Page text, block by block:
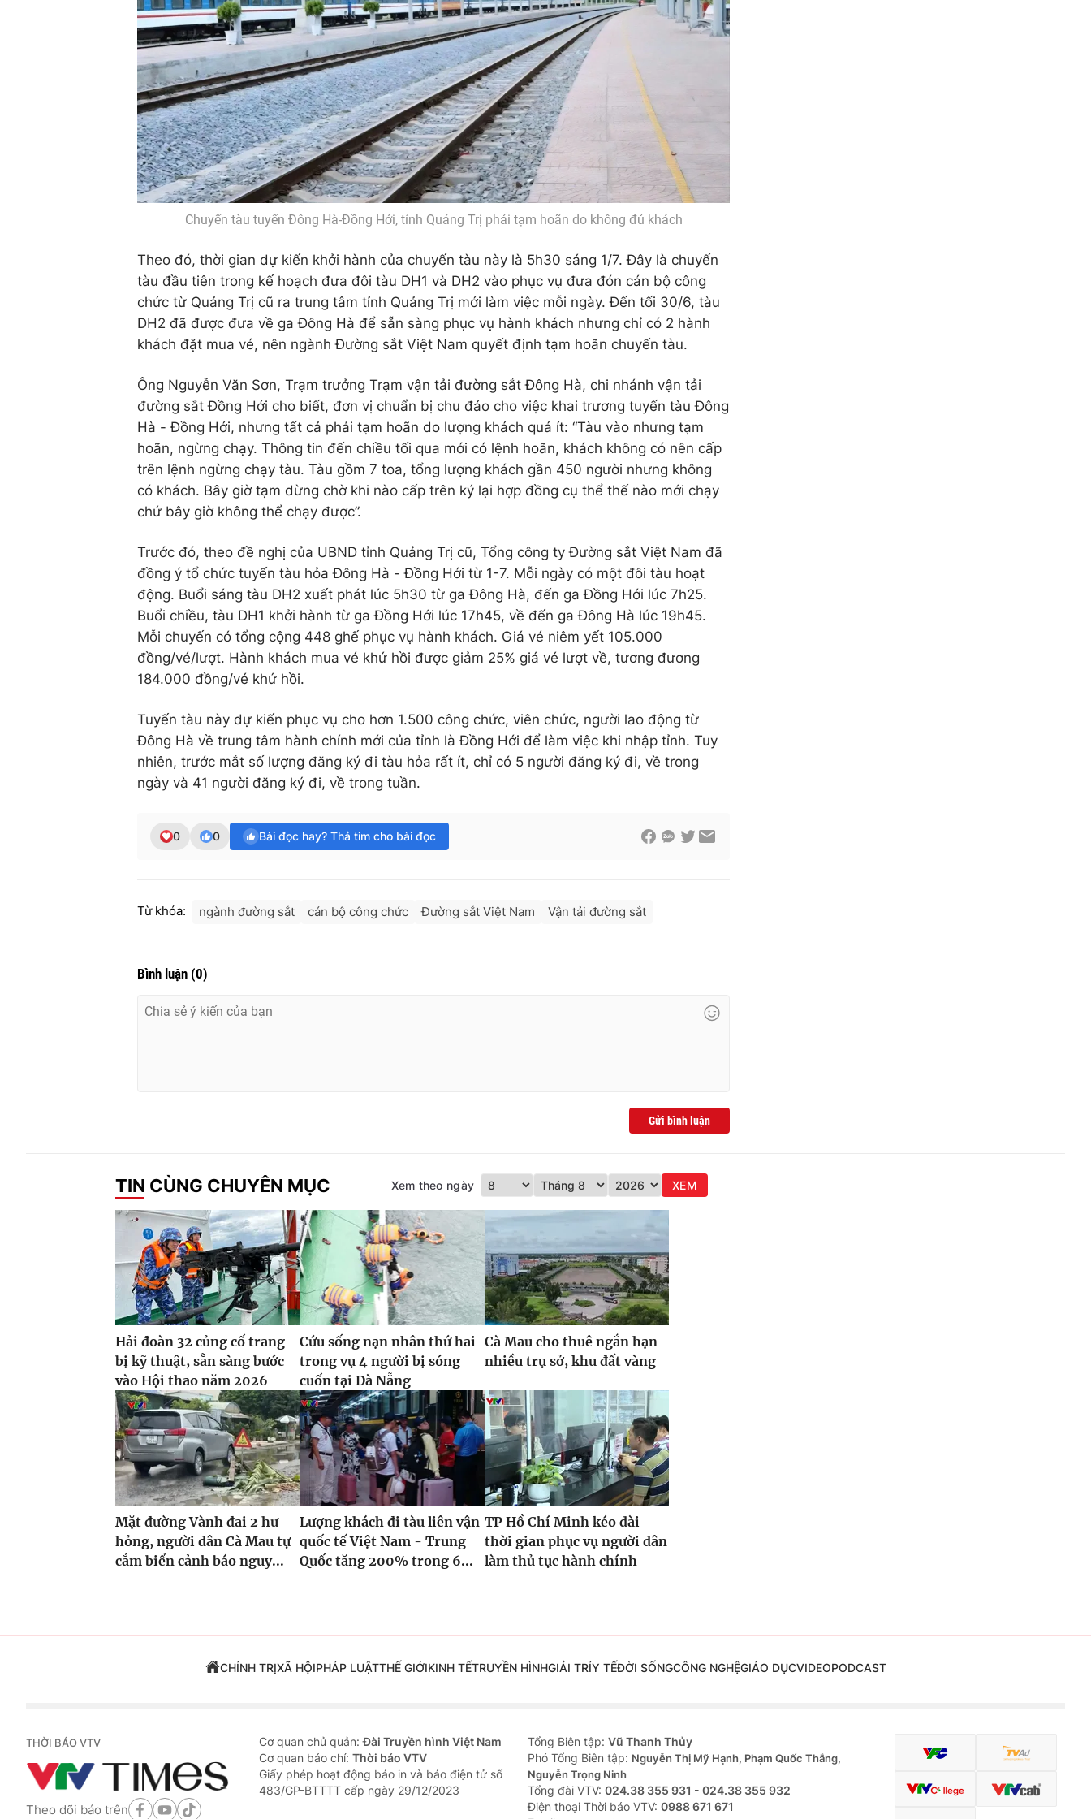
Chuyến tàu tuyến Đông Hà-Đồng Hới, tỉnh Quảng Trị phải tạm hoãn do không đủ khách
Theo đó, thời gian dự kiến khởi hành của chuyến tàu này là 5h30 sáng 1/7. Đây là chuyến
tàu đầu tiên trong kế hoạch đưa đôi tàu DH1 và DH2 vào phục vụ đưa đón cán bộ công
chức từ Quảng Trị cũ ra trung tâm tỉnh Quảng Trị mới làm việc mỗi ngày. Đến tối 30/6, tàu
DH2 đã được đưa về ga Đông Hà để sẵn sàng phục vụ hành khách nhưng chỉ có 2 hành
khách đặt mua vé, nên ngành Đường sắt Việt Nam quyết định tạm hoãn chuyến tàu.
Ông Nguyễn Văn Sơn, Trạm trưởng Trạm vận tải đường sắt Đông Hà, chi nhánh vận tải
đường sắt Đồng Hới cho biết, đơn vị chuẩn bị chu đáo cho việc khai trương tuyến tàu Đông
Hà - Đồng Hới, nhưng tất cả phải tạm hoãn do lượng khách quá ít: “Tàu vào nhưng tạm
hoãn, ngừng chạy. Thông tin đến chiều tối qua mới có lệnh hoãn, khách không có nên cấp
trên lệnh ngừng chạy tàu. Tàu gồm 7 toa, tổng lượng khách gần 450 người nhưng không
có khách. Bây giờ tạm dừng chờ khi nào cấp trên ký lại hợp đồng cụ thể thế nào mới chạy
chứ bây giờ không thể chạy được”.
Trước đó, theo đề nghị của UBND tỉnh Quảng Trị cũ, Tổng công ty Đường sắt Việt Nam đã
đồng ý tổ chức tuyến tàu hỏa Đông Hà - Đồng Hới từ 1-7. Mỗi ngày có một đôi tàu hoạt
động. Buổi sáng tàu DH2 xuất phát lúc 5h30 từ ga Đông Hà, đến ga Đồng Hới lúc 7h25.
Buổi chiều, tàu DH1 khởi hành từ ga Đồng Hới lúc 17h45, về đến ga Đông Hà lúc 19h45.
Mỗi chuyến có tổng cộng 448 ghế phục vụ hành khách. Giá vé niêm yết 105.000
đồng/vé/lượt. Hành khách mua vé khứ hồi được giảm 25% giá vé lượt về, tương đương
184.000 đồng/vé khứ hồi.
Tuyến tàu này dự kiến phục vụ cho hơn 1.500 công chức, viên chức, người lao động từ
Đông Hà về trung tâm hành chính mới của tỉnh là Đồng Hới để làm việc khi nhập tỉnh. Tuy
nhiên, trước mắt số lượng đăng ký đi tàu hỏa rất ít, chỉ có 5 người đăng ký đi, về trong
ngày và 41 người đăng ký đi, về trong tuần.
0 0 Bài đọc hay? Thả tim cho bài đọc
Từ khóa: ngành đường sắt cán bộ công chức Đường sắt Việt Nam Vận tải đường sắt
Bình luận (0)
Gửi bình luận
TIN CÙNG CHUYÊN MỤC Xem theo ngày XEM
Hải đoàn 32 củng cố trang
bị kỹ thuật, sẵn sàng bước
vào Hội thao năm 2026
Cứu sống nạn nhân thứ hai
trong vụ 4 người bị sóng
cuốn tại Đà Nẵng
Cà Mau cho thuê ngắn hạn
nhiều trụ sở, khu đất vàng
Mặt đường Vành đai 2 hư
hỏng, người dân Cà Mau tự
cắm biển cảnh báo nguy...
Lượng khách đi tàu liên vận
quốc tế Việt Nam - Trung
Quốc tăng 200% trong 6...
TP Hồ Chí Minh kéo dài
thời gian phục vụ người dân
làm thủ tục hành chính
CHÍNH TRỊXÃ HỘIPHÁP LUẬTTHẾ GIỚIKINH TẾTRUYỀN HÌNHGIẢI TRÍY TẾĐỜI SỐNGCÔNG NGHỆGIÁO DỤCVIDEOPODCAST
THỜI BÁO VTV
Theo dõi báo trên
Cơ quan chủ quản:Đài Truyền hình Việt Nam
Cơ quan báo chí: Thời báo VTV
Giấy phép hoạt động báo in và báo điện tử số
483/GP-BTTTT cấp ngày 29/12/2023
Tổng Biên tập: Vũ Thanh Thủy
Phó Tổng Biên tập: Nguyễn Thị Mỹ Hạnh, Phạm Quốc Thắng,
Nguyễn Trọng Ninh
Tổng đài VTV: 024.38 355 931 - 024.38 355 932
Ðiện thoại Thời báo VTV: 0988 671 671